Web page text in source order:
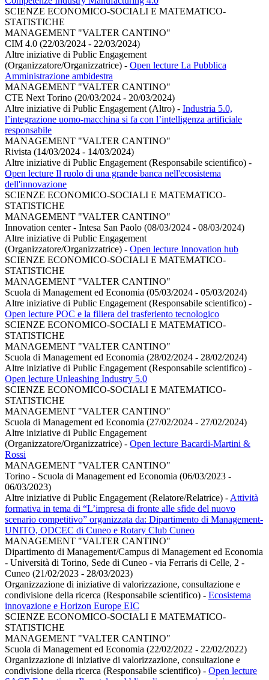
SCIENZE ECONOMICO-SOCIALI E MATEMATICO-
STATISTICHE
MANAGEMENT "VALTER CANTINO"
CIM 4.0 (22/03/2024 - 22/03/2024)
Altre iniziative di Public Engagement
(Organizzatore/Organizzatrice) - Open lecture La Pubblica
Amministrazione ambidestra
MANAGEMENT "VALTER CANTINO"
CTE Next Torino (20/03/2024 - 20/03/2024)
Altre iniziative di Public Engagement (Altro) - Industria 5.0,
l’integrazione uomo-macchina si fa con l’intelligenza artificiale
responsabile
MANAGEMENT "VALTER CANTINO"
Rivista (14/03/2024 - 14/03/2024)
Altre iniziative di Public Engagement (Responsabile scientifico) -
Open lecture Il ruolo di una grande banca nell'ecosistema
dell'innovazione
SCIENZE ECONOMICO-SOCIALI E MATEMATICO-
STATISTICHE
MANAGEMENT "VALTER CANTINO"
Innovation center - Intesa San Paolo (08/03/2024 - 08/03/2024)
Altre iniziative di Public Engagement
(Organizzatore/Organizzatrice) - Open lecture Innovation hub
SCIENZE ECONOMICO-SOCIALI E MATEMATICO-
STATISTICHE
MANAGEMENT "VALTER CANTINO"
Scuola di Management ed Economia (05/03/2024 - 05/03/2024)
Altre iniziative di Public Engagement (Responsabile scientifico) -
Open lecture POC e la filiera del trasferiento tecnologico
SCIENZE ECONOMICO-SOCIALI E MATEMATICO-
STATISTICHE
MANAGEMENT "VALTER CANTINO"
Scuola di Management ed Economia (28/02/2024 - 28/02/2024)
Altre iniziative di Public Engagement (Responsabile scientifico) -
Open lecture Unleashing Industry 5.0
SCIENZE ECONOMICO-SOCIALI E MATEMATICO-
STATISTICHE
MANAGEMENT "VALTER CANTINO"
Scuola di Management ed Economia (27/02/2024 - 27/02/2024)
Altre iniziative di Public Engagement
(Organizzatore/Organizzatrice) - Open lecture Bacardi-Martini &
Rossi
MANAGEMENT "VALTER CANTINO"
Torino - Scuola di Management ed Economia (06/03/2023 -
06/03/2023)
Altre iniziative di Public Engagement (Relatore/Relatrice) - Attività
formativa in tema di “L’impresa di fronte alle sfide del nuovo
scenario competitivo” organizzata da: Dipartimento di Management-
UNITO, ODCEC di Cuneo e Rotary Club Cuneo
MANAGEMENT "VALTER CANTINO"
Dipartimento di Management/Campus di Management ed Economia
- Università di Torino, Sede di Cuneo - via Ferraris di Celle, 2 -
Cuneo (21/02/2023 - 28/03/2023)
Organizzazione di iniziative di valorizzazione, consultazione e
condivisione della ricerca (Responsabile scientifico) - Ecosistema
innovazione e Horizon Europe EIC
SCIENZE ECONOMICO-SOCIALI E MATEMATICO-
STATISTICHE
MANAGEMENT "VALTER CANTINO"
Scuola di Management ed Economia (22/02/2022 - 22/02/2022)
Organizzazione di iniziative di valorizzazione, consultazione e
condivisione della ricerca (Responsabile scientifico) - Open lecture